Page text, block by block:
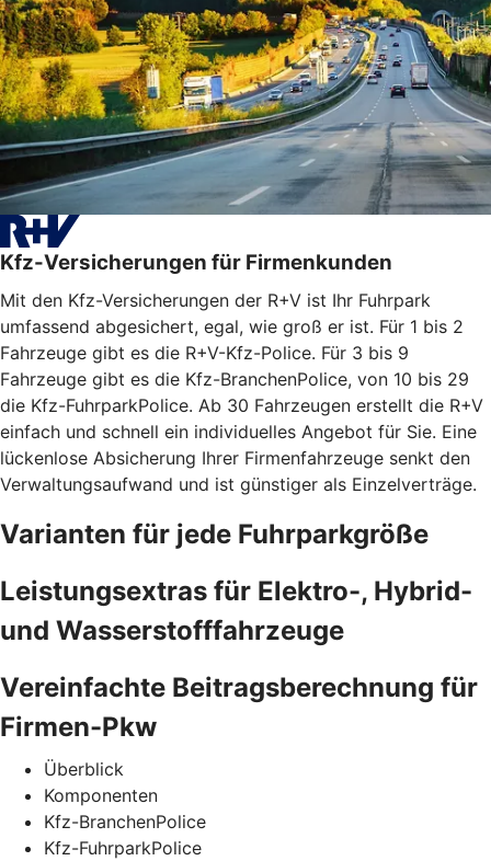
Kfz-Versicherungen für Firmenkunden
Mit den Kfz-Versicherungen der R+V ist Ihr Fuhrpark
umfassend abgesichert, egal, wie groß er ist. Für 1 bis 2
Fahrzeuge gibt es die R+V-Kfz-Police. Für 3 bis 9
Fahrzeuge gibt es die Kfz-BranchenPolice, von 10 bis 29
die Kfz-FuhrparkPolice. Ab 30 Fahrzeugen erstellt die R+V
einfach und schnell ein individuelles Angebot für Sie. Eine
lückenlose Absicherung Ihrer Firmenfahrzeuge senkt den
Verwaltungsaufwand und ist günstiger als Einzelverträge.
Varianten für jede Fuhrparkgröße
Leistungsextras für Elektro-, Hybrid-
und Wasserstofffahrzeuge
Vereinfachte Beitragsberechnung für
Firmen-Pkw
Überblick
Komponenten
Kfz-BranchenPolice
Kfz-FuhrparkPolice